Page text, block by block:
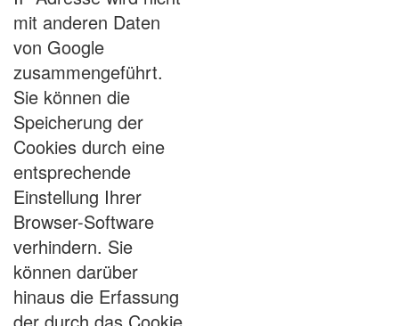
mit anderen Daten
von Google
zusammengeführt.
Sie können die
Speicherung der
Cookies durch eine
entsprechende
Einstellung Ihrer
Browser-Software
verhindern. Sie
können darüber
hinaus die Erfassung